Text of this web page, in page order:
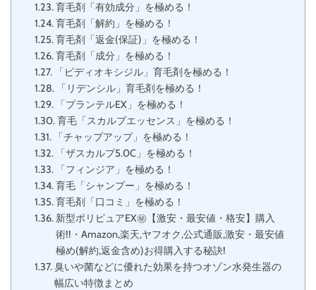
育毛剤「有効成分」を極める！
育毛剤「解約」を極める！
育毛剤「返金(保証)」を極める！
育毛剤「成分」を極める！
「ピディオキシジル」育毛剤を極める！
「リデンシル」育毛剤を極める！
「プランテルEX」を極める！
育毛「スカルプエッセンス」を極める！
「チャップアップ」を極める！
「ザスカルプ5.0C」を極める！
「フィンジア」を極める！
育毛「シャンプー」を極める！
育毛剤「口コミ」を極める！
新型ポリピュアEX㊙【激安・最安値・格安】購入
術!!・Amazon,楽天,ヤフオク,公式通販,激安・最安値
極め(解約,返金含め)お得購入する秘訣!
臭いや菌などに優れた効果を持つオゾン水発生器の
幅広い特徴まとめ